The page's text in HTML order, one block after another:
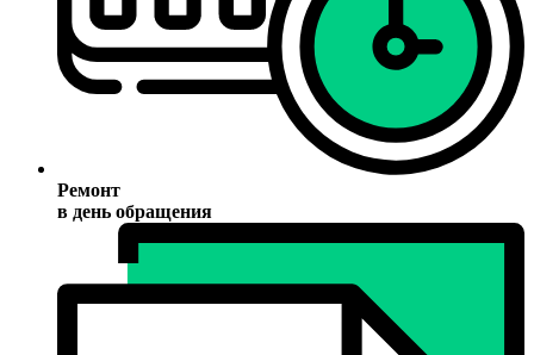
Ремонт
в день обращения